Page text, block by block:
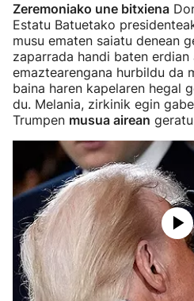
Zeremoniako une bitxiena
Estatu Batuetako
musu ematen saiatu denean
zaparrada handi baten
emaztearengana hurbildu da
baina haren kapelaren hegal
du. Melania, zirkinik egin
Trumpen musua airean